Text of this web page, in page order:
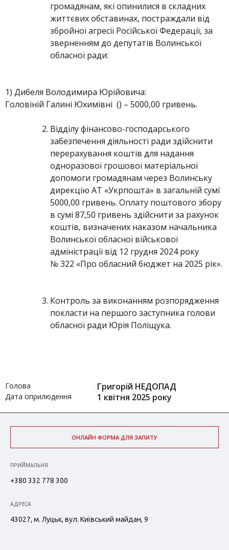
громадянам, які опинилися в складних
життєвих обставинах, постраждали від
збройної агресії Російської Федерації, за
зверненням до депутатів Волинської
обласної ради:
1) Дибеля Володимира Юрійовича:
Головіній Галині Юхимівні () – 5000,00 гривень.
Відділу фінансово-господарського
забезпечення діяльності ради здійснити
перерахування коштів для надання
одноразової грошової матеріальної
допомоги громадянам через Волинську
дирекцію АТ «Укрпошта» в загальній сумі
5000,00 гривень. Оплату поштового збору
в сумі 87,50 гривень здійснити за рахунок
коштів, визначених наказом начальника
Волинської обласної військової
адміністрації від 12 грудня 2024 року
№ 322 «Про обласний бюджет на 2025 рік».
Контроль за виконанням розпорядження
покласти на першого заступника голови
обласної ради Юрія Поліщука.
Голова Григорій НЕДОПАД
Дата оприлюдення 1 квітня 2025 року
ОНЛАЙН ФОРМА ДЛЯ ЗАПИТУ
ПРИЙМАЛЬНЯ
+380 332 778 300
АДРЕСА
43027, м. Луцьк, вул. Київський майдан, 9